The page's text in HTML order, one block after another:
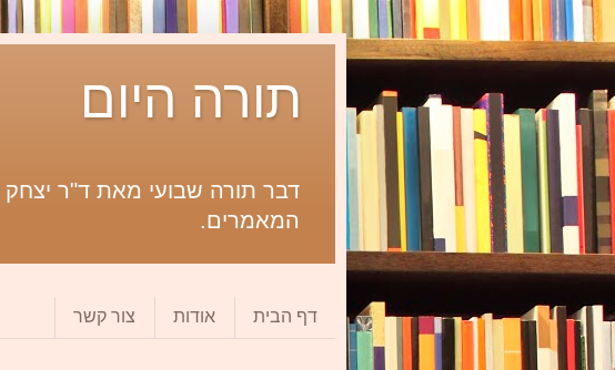
תורה היום
דבר תורה שבועי מאת ד"ר יצחק
המאמרים.
דף הבית אודות צור קשר